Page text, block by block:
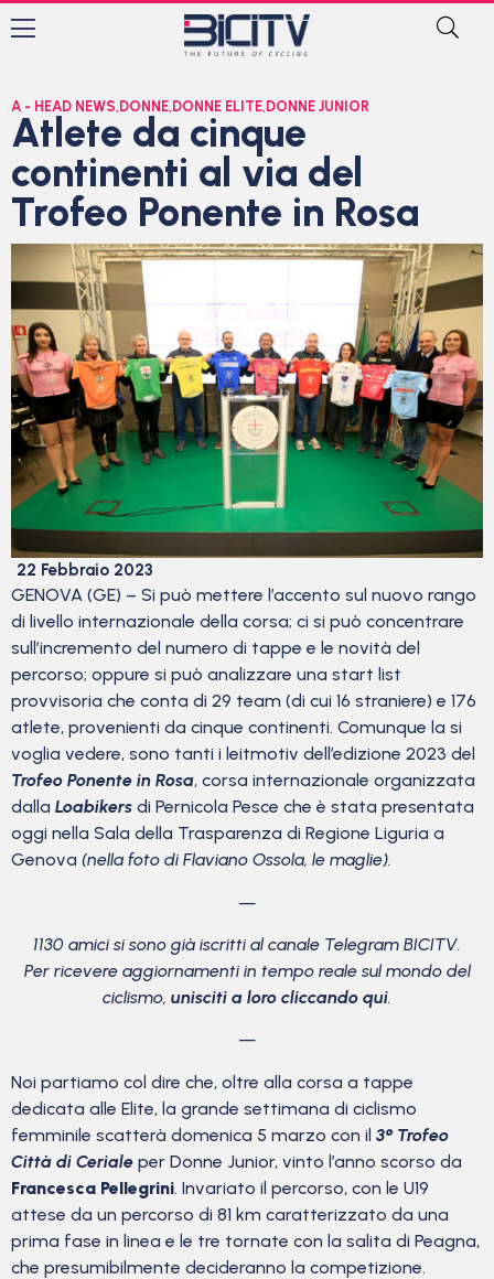
A - HEAD NEWS, DONNE, DONNE ELITE, DONNE JUNIOR
Atlete da cinque
continenti al via del
Trofeo Ponente in Rosa
22 Febbraio 2023
GENOVA (GE) – Si può mettere l’accento sul nuovo rango
di livello internazionale della corsa; ci si può concentrare
sull’incremento del numero di tappe e le novità del
percorso; oppure si può analizzare una start list
provvisoria che conta di 29 team (di cui 16 straniere) e 176
atlete, provenienti da cinque continenti. Comunque la si
voglia vedere, sono tanti i leitmotiv dell’edizione 2023 del
Trofeo Ponente in Rosa, corsa internazionale organizzata
dalla Loabikers di Pernicola Pesce che è stata presentata
oggi nella Sala della Trasparenza di Regione Liguria a
Genova (nella foto di Flaviano Ossola, le maglie).
—
1130 amici si sono già iscritti al canale Telegram BICITV.
Per ricevere aggiornamenti in tempo reale sul mondo del
ciclismo, unisciti a loro cliccando qui.
—
Noi partiamo col dire che, oltre alla corsa a tappe
dedicata alle Elite, la grande settimana di ciclismo
femminile scatterà domenica 5 marzo con il 3° Trofeo
Città di Ceriale per Donne Junior, vinto l’anno scorso da
Francesca Pellegrini. Invariato il percorso, con le U19
attese da un percorso di 81 km caratterizzato da una
prima fase in linea e le tre tornate con la salita di Peagna,
che presumibilmente decideranno la competizione.